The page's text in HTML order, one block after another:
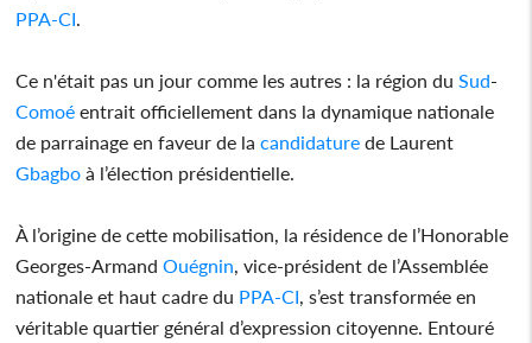
PPA-CI
Ce n'était pas un jour comme les autres : la région du Sud-
Comoé entrait officiellement dans la dynamique nationale
de parrainage en faveur de lacandidature de Laurent
Gbagbo à l’élection présidentielle.
À l’origine de cette mobilisation, la résidence de l’Honorable
Georges-ArmandOuégnin , vice-président de l’Assemblée
nationale et haut cadre du PPA-CI , s’est transformée en
véritable quartier général d’expression citoyenne. Entouré